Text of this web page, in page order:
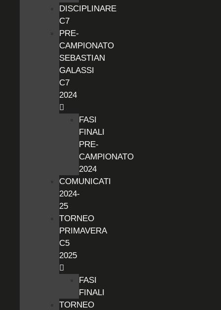
DISCIPLINARE
C7
PRE-
CAMPIONATO
SEBASTIAN
GALASSI
C7
2024
FASI
FINALI
PRE-
CAMPIONATO
2024
COMUNICATI
2024-
25
TORNEO
PRIMAVERA
C5
2025
FASI
FINALI
TORNEO